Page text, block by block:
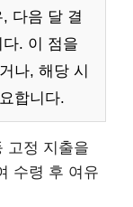
다음 달 결
. 이 점을
나, 해당 시
합니다.
고정 지출을
수령 후 여유